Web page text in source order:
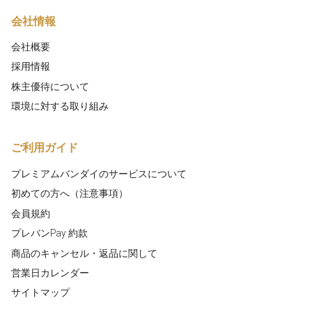
会社情報
会社概要
採用情報
株主優待について
環境に対する取り組み
ご利用ガイド
プレミアムバンダイのサービスについて
初めての方へ（注意事項）
会員規約
プレバンPay 約款
商品のキャンセル・返品に関して
営業日カレンダー
サイトマップ